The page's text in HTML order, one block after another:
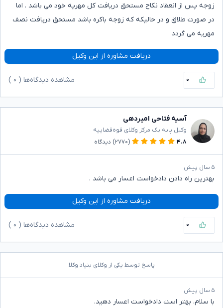
زوجه پس از انعقاد نکاح مستحق دریافت کل مهریه خود می باشد . اما
در صورت طلاق و در حالیکه که زوجه باکره باشد مستحق دریافت نصف
مهریه می گردد
دریافت مشاوره از این وکیل
۰ مشاهده دیدگاه‌ها ( ۰
آسیه فتاحی امیردهی
وکیل پایه یک مرکز وکلای قوه‌قضاییه
۴.۸
(۲۷۷۰) دیدگاه
۵ سال پیش
بهترین راه دادن دادخواست اعسار می باشد .
دریافت مشاوره از این وکیل
۰ مشاهده دیدگاه‌ها ( ۰
پاسخ توسط یکی از وکلای بنیاد وکلا
۵ سال پیش
با سلام. بهتر است دادخواست اعسار دهید.